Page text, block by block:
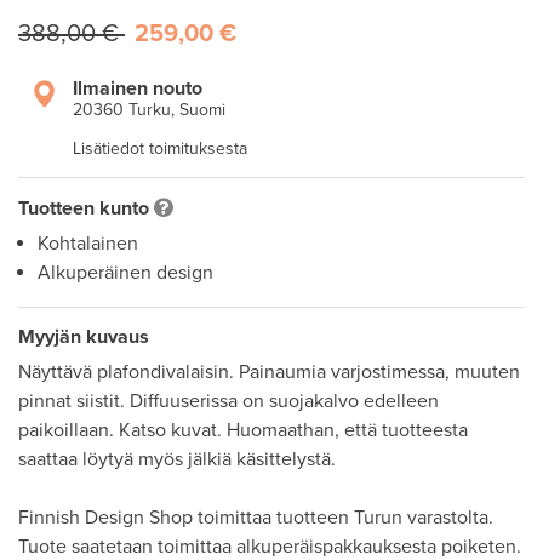
388,00 € 259,00 €
Ilmainen nouto
20360 Turku, Suomi
Lisätiedot toimituksesta
Tuotteen kunto
Kohtalainen
Alkuperäinen design
Myyjän kuvaus
Näyttävä plafondivalaisin. Painaumia varjostimessa, muuten
pinnat siistit. Diffuuserissa on suojakalvo edelleen
paikoillaan. Katso kuvat. Huomaathan, että tuotteesta
saattaa löytyä myös jälkiä käsittelystä.
Finnish Design Shop toimittaa tuotteen Turun varastolta.
Tuote saatetaan toimittaa alkuperäispakkauksesta poiketen.